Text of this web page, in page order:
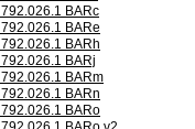
792.026.1 BARc
792.026.1 BARe
792.026.1 BARh
792.026.1 BARj
792.026.1 BARm
792.026.1 BARn
792.026.1 BARo